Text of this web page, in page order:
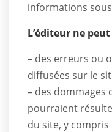
informations
L’éditeur ne
– des erreurs ou
diffusées sur le
– des dommages
pourraient
du site, y compris